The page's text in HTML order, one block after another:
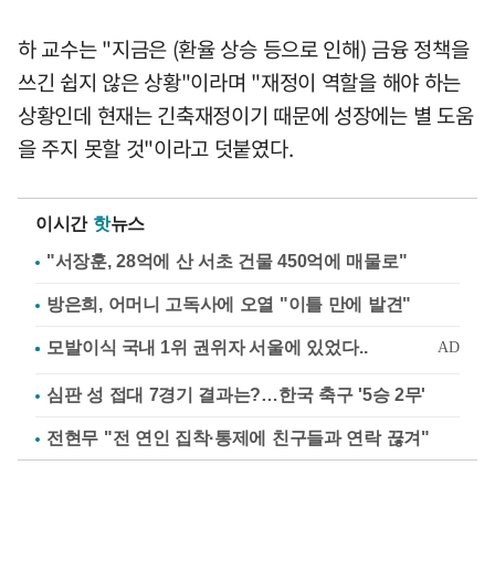
하 교수는 "지금은 (환율 상승 등으로 인해) 금융 정책을
쓰긴 쉽지 않은 상황"이라며 "재정이 역할을 해야 하는
상황인데 현재는 긴축재정이기 때문에 성장에는 별 도움
을 주지 못할 것"이라고 덧붙였다.
이시간 핫뉴스
"서장훈, 28억에 산 서초 건물 450억에 매물로"
방은희, 어머니 고독사에 오열 "이틀 만에 발견"
심판 성 접대 7경기 결과는?…한국 축구 '5승 2무'
전현무 "전 연인 집착·통제에 친구들과 연락 끊겨"